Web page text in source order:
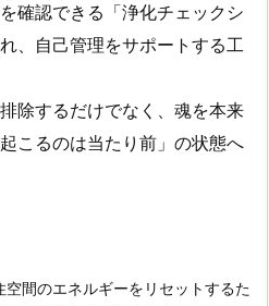
確認できる「浄化チェックシ
、自己管理をサポートする工
除するだけでなく、魂を本来
こるのは当たり前」の状態へ
空間のエネルギーをリセットするた